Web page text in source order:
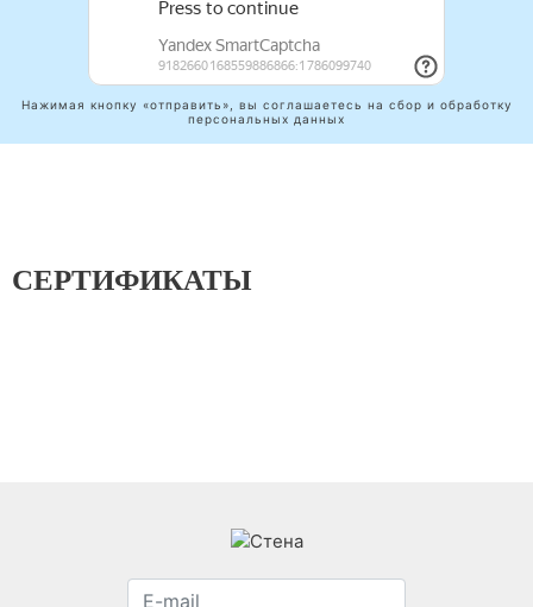
Нажимая кнопку «отправить», вы соглашаетесь на сбор и обработку
персональных данных
СЕРТИФИКАТЫ